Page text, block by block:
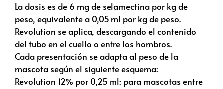
La dosis es de 6 mg de selamectina por kg de
peso, equivalente a 0,05 ml por kg de peso.
Revolution se aplica, descargando el contenido
del tubo en el cuello o entre los hombros.
Cada presentación se adapta al peso de la
mascota según el siguiente esquema:
Revolution 12% por 0,25 ml: para mascotas entre